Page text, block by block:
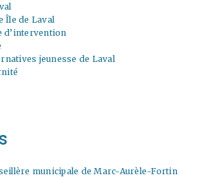
Île de Laval
d’intervention
jeunesse de Laval
municipale de Marc-Aurèle-Fortin